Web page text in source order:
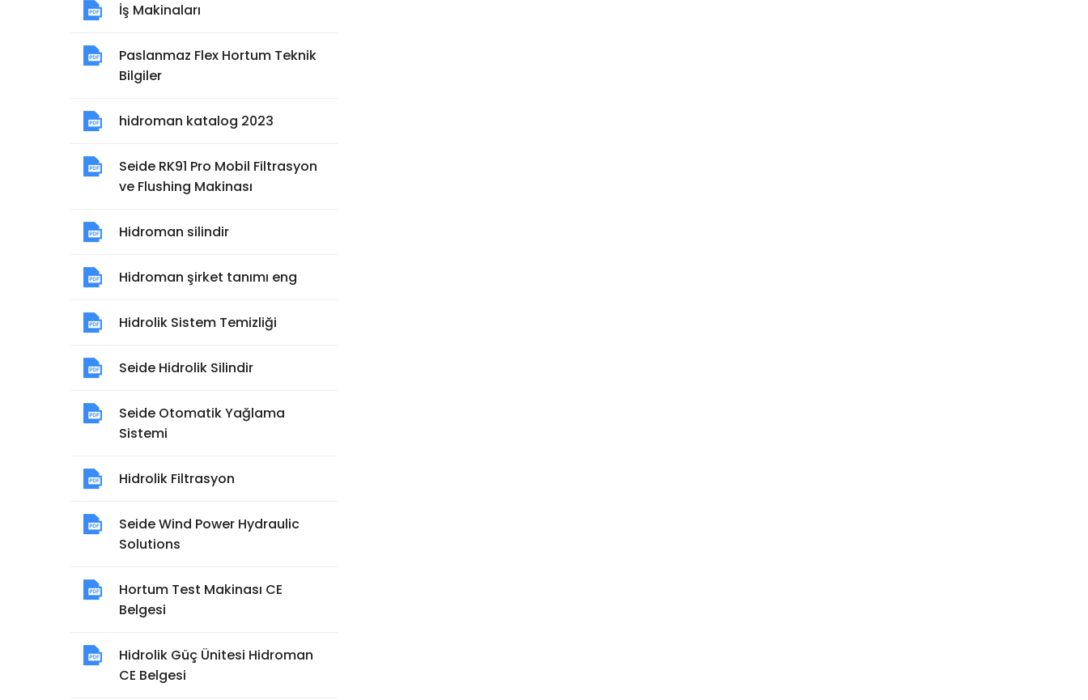
İş Makinaları
Paslanmaz Flex Hortum Teknik
Bilgiler
hidroman katalog 2023
Seide RK91 Pro Mobil Filtrasyon
ve Flushing Makinası
Hidroman silindir
Hidroman şirket tanımı eng
Hidrolik Sistem Temizliği
Seide Hidrolik Silindir
Seide Otomatik Yağlama
Sistemi
Hidrolik Filtrasyon
Seide Wind Power Hydraulic
Solutions
Hortum Test Makinası CE
Belgesi
Hidrolik Güç Ünitesi Hidroman
CE Belgesi